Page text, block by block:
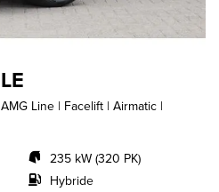
Line | Facelift | Airmatic |
235 kW (320 PK)
Hybride